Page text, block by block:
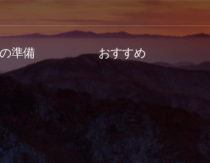
準備 おすすめ